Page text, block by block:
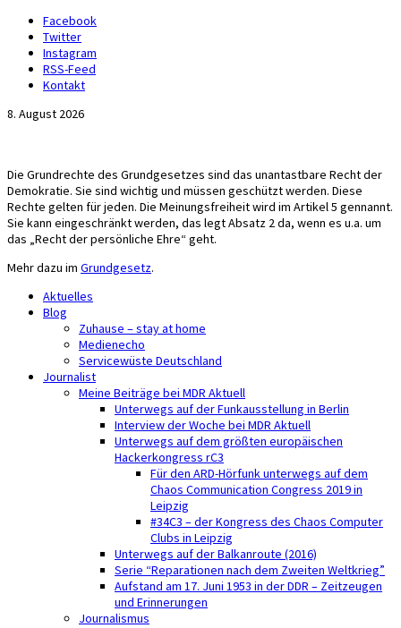
Facebook
Twitter
Instagram
RSS-Feed
Kontakt
8. August 2026
Michael Voß
Journalist und Christ
Die Grundrechte des Grundgesetzes sind das unantastbare Recht der
Demokratie. Sie sind wichtig und müssen geschützt werden. Diese
Rechte gelten für jeden. Die Meinungsfreiheit wird im Artikel 5 gennannt.
Sie kann eingeschränkt werden, das legt Absatz 2 da, wenn es u.a. um
das „Recht der persönliche Ehre“ geht.
Mehr dazu im Grundgesetz.
Aktuelles
Blog
Zuhause – stay at home
Medienecho
Servicewüste Deutschland
Journalist
Meine Beiträge bei MDR Aktuell
Unterwegs auf der Funkausstellung in Berlin
Interview der Woche bei MDR Aktuell
Unterwegs auf dem größten europäischen
Hackerkongress rC3
Für den ARD-Hörfunk unterwegs auf dem
Chaos Communication Congress 2019 in
Leipzig
#34C3 – der Kongress des Chaos Computer
Clubs in Leipzig
Unterwegs auf der Balkanroute (2016)
Serie “Reparationen nach dem Zweiten Weltkrieg”
Aufstand am 17. Juni 1953 in der DDR – Zeitzeugen
und Erinnerungen
Journalismus